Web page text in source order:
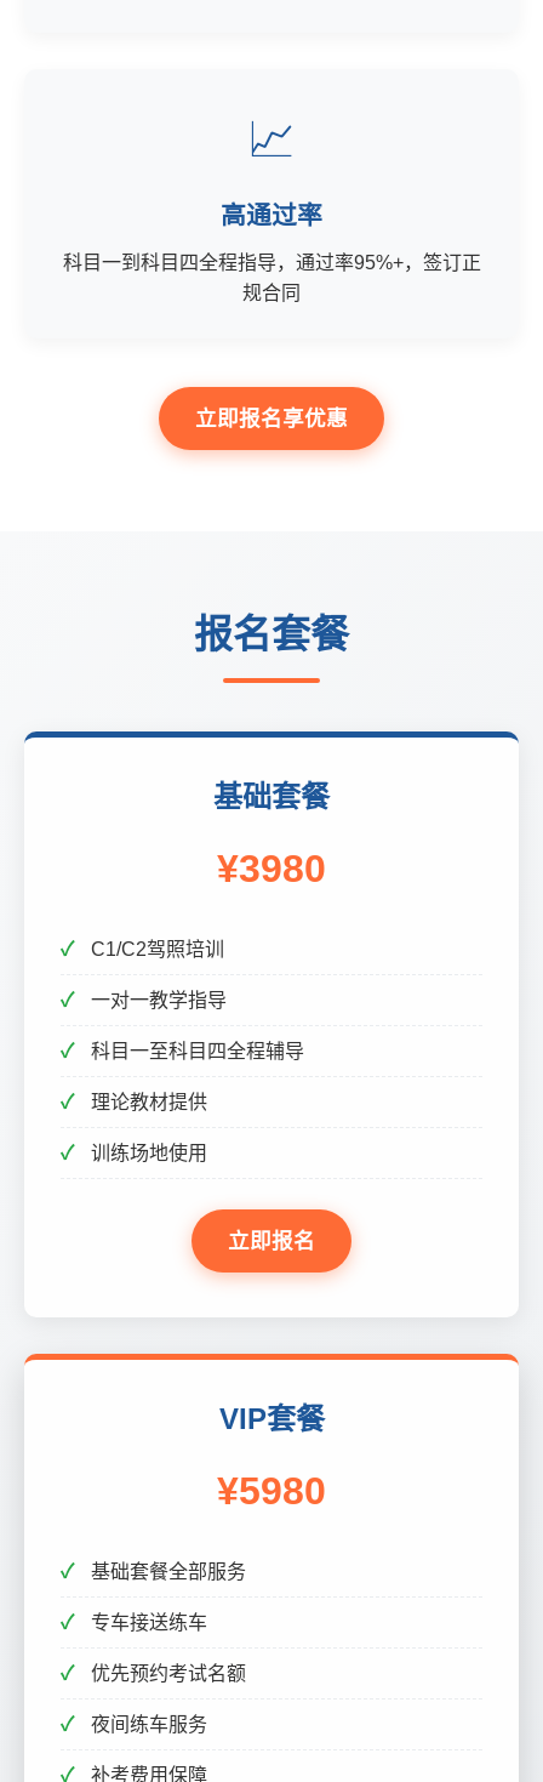
📈
高通过率
科目一到科目四全程指导，通过率95%+，签订正
规合同
立即报名享优惠
报名套餐
基础套餐
¥3980
C1/C2驾照培训
一对一教学指导
科目一至科目四全程辅导
理论教材提供
训练场地使用
立即报名
VIP套餐
¥5980
基础套餐全部服务
专车接送练车
优先预约考试名额
夜间练车服务
补考费用保障